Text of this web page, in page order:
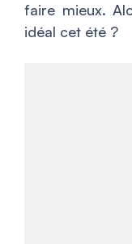
faire mieux.
idéal cet été ?